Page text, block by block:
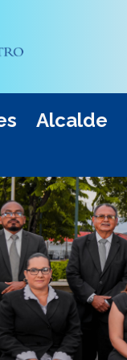
Alcalde